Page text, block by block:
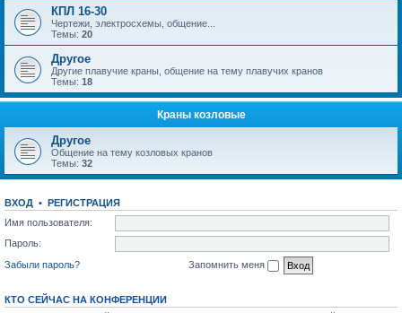
КПЛ 16-30
Чертежи, электросхемы, общение...
Темы: 20
Другое
Другие плавучие краны, общение на тему плавучих кранов
Темы: 18
Краны козловые
Другое
Общение на тему козловых кранов
Темы: 32
ВХОД • РЕГИСТРАЦИЯ
Имя пользователя:
Пароль:
Забыли пароль?
Запомнить меня
КТО СЕЙЧАС НА КОНФЕРЕНЦИИ